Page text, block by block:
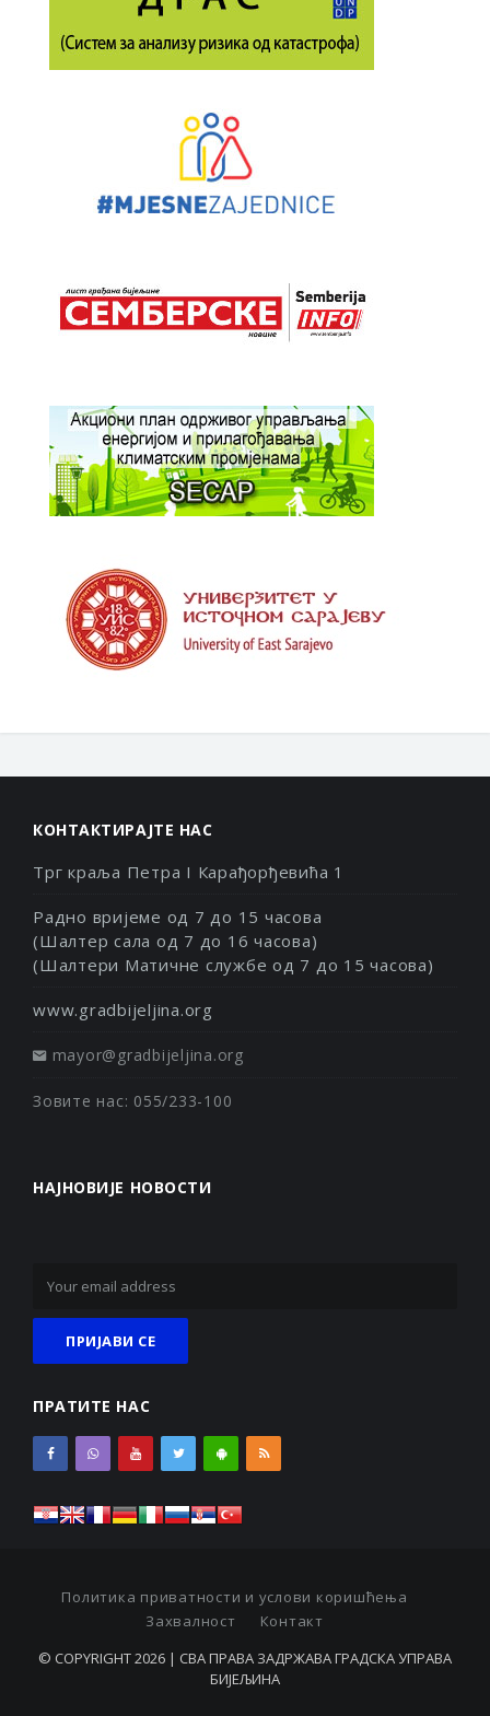
КОНТАКТИРАЈТЕ НАС
Трг краља Петра I Карађорђевића 1
Радно вријеме од 7 до 15 часова
(Шалтер сала од 7 до 16 часова)
(Шалтери Матичне службе од 7 до 15 часова)
www.gradbijeljina.org
mayor@gradbijeljina.org
Зовите нас: 055/233-100
НАЈНОВИЈЕ НОВОСТИ
ПРАТИТЕ НАС
Политика приватности и услови коришћења
Захвалност
Контакт
© COPYRIGHT 2026 | СВА ПРАВА ЗАДРЖАВА ГРАДСКА УПРАВА
БИЈЕЉИНА